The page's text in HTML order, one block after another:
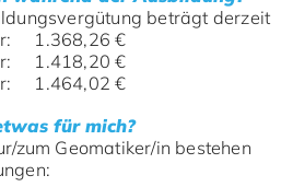
beträgt derzeit
1.368,26 €
1.418,20 €
1.464,02 €
für mich?
zum Geomatiker/in bestehen